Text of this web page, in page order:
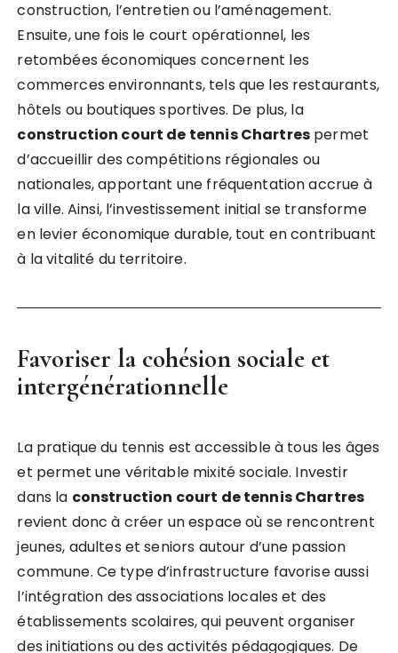
construction, l’entretien ou l’aménagement.
Ensuite, une fois le court opérationnel, les
retombées économiques concernent les
commerces environnants, tels que les restaurants,
hôtels ou boutiques sportives. De plus, la
construction court de tennis Chartres permet
d’accueillir des compétitions régionales ou
nationales, apportant une fréquentation accrue à
la ville. Ainsi, l’investissement initial se transforme
en levier économique durable, tout en contribuant
à la vitalité du territoire.
Favoriser la cohésion sociale et
intergénérationnelle
La pratique du tennis est accessible à tous les âges
et permet une véritable mixité sociale. Investir
dans la construction court de tennis Chartres
revient donc à créer un espace où se rencontrent
jeunes, adultes et seniors autour d’une passion
commune. Ce type d’infrastructure favorise aussi
l’intégration des associations locales et des
établissements scolaires, qui peuvent organiser
des initiations ou des activités pédagogiques. De